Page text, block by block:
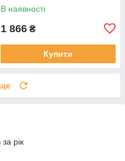
В наявності
1 866 ₴
Купити
рік